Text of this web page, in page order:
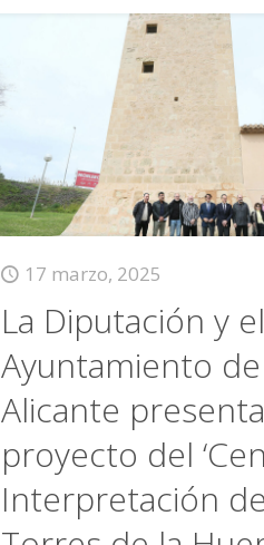
17 marzo, 2025
La Diputación y el
Ayuntamiento de
Alicante
proyecto del
Interpretación